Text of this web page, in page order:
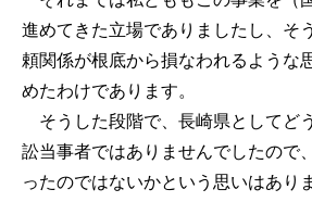
進めてきた立場でありましたし、そ
頼関係が根底から損なわれるような
めたわけであります。
そうした段階で、長崎県としてど
訟当事者ではありませんでしたので
ったのではないかという思いはあり